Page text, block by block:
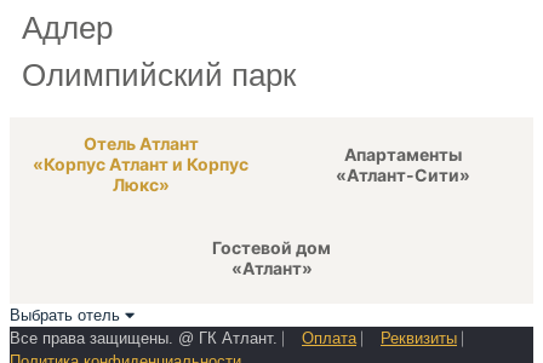
Адлер
Олимпийский парк
Отель Атлант
«Корпус Атлант и Корпус
Люкс»
Апартаменты
«Атлант-Сити»
Гостевой дом
«Атлант»
Выбрать отель
Все права защищены. @ ГК Атлант. ⎸ Оплата⎸ Реквизиты